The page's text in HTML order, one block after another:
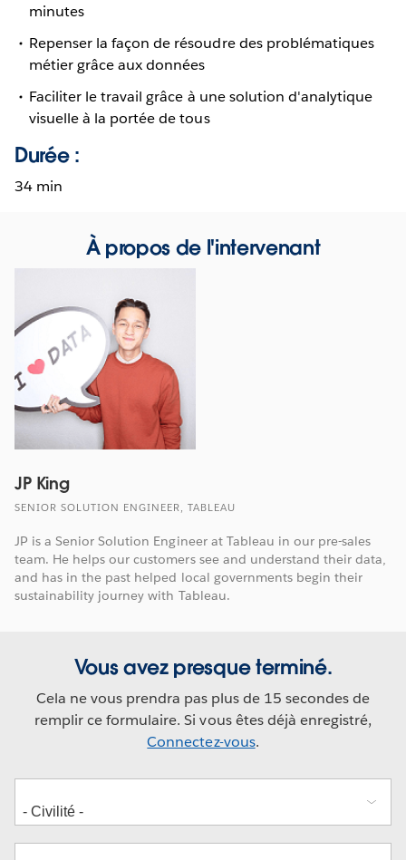
minutes
Repenser la façon de résoudre des problématiques
métier grâce aux données
Faciliter le travail grâce à une solution d'analytique
visuelle à la portée de tous
Durée :
34 min
À propos de l'intervenant
JP King
SENIOR SOLUTION ENGINEER, TABLEAU
JP is a Senior Solution Engineer at Tableau in our pre-sales
team. He helps our customers see and understand their data,
and has in the past helped local governments begin their
sustainability journey with Tableau.
Vous avez presque terminé.
Cela ne vous prendra pas plus de 15 secondes de
remplir ce formulaire. Si vous êtes déjà enregistré,
Connectez-vous.